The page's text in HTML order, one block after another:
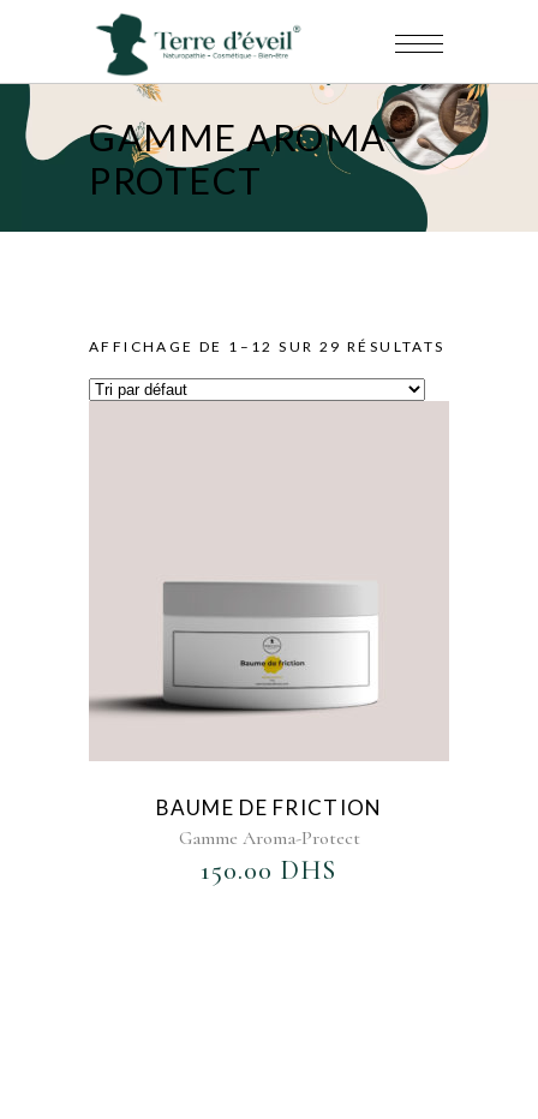
GAMME AROMA-
PROTECT
AFFICHAGE DE 1–12 SUR 29 RÉSULTATS
BAUME DE FRICTION
Gamme Aroma-Protect
150.00 DHS